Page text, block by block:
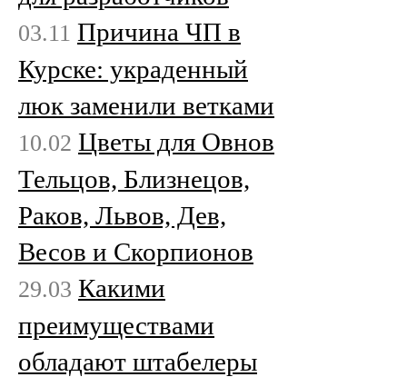
03.11 Причина ЧП в
Курске: украденный
люк заменили ветками
10.02 Цветы для Овнов
Тельцов, Близнецов,
Раков, Львов, Дев,
Весов и Скорпионов
29.03 Какими
преимуществами
обладают штабелеры